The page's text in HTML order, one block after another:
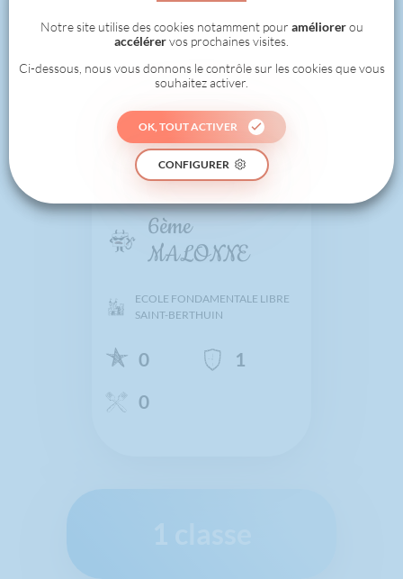
6ème
MALONNE
ECOLE FONDAMENTALE LIBRE
SAINT-BERTHUIN
0
1
0
Notre site utilise des cookies notamment pour améliorerou
accélérervos prochaines visites.
Ci-dessous, nous vous donnons le contrôle sur les cookies que vous
souhaitez activer.
OK, TOUT ACTIVER
CONFIGURER